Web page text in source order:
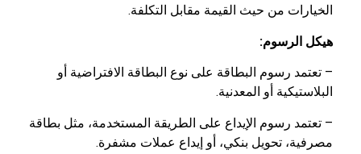
الخيارات من حيث القيمة مقابل التكلفة.
هيكل الرسوم:
– تعتمد رسوم البطاقة على نوع البطاقة الافتراضية أو
البلاستيكية أو المعدنية.
– تعتمد رسوم الإيداع على الطريقة المستخدمة، مثل بطاقة
مصرفية، تحويل بنكي، أو إيداع عملات مشفرة.